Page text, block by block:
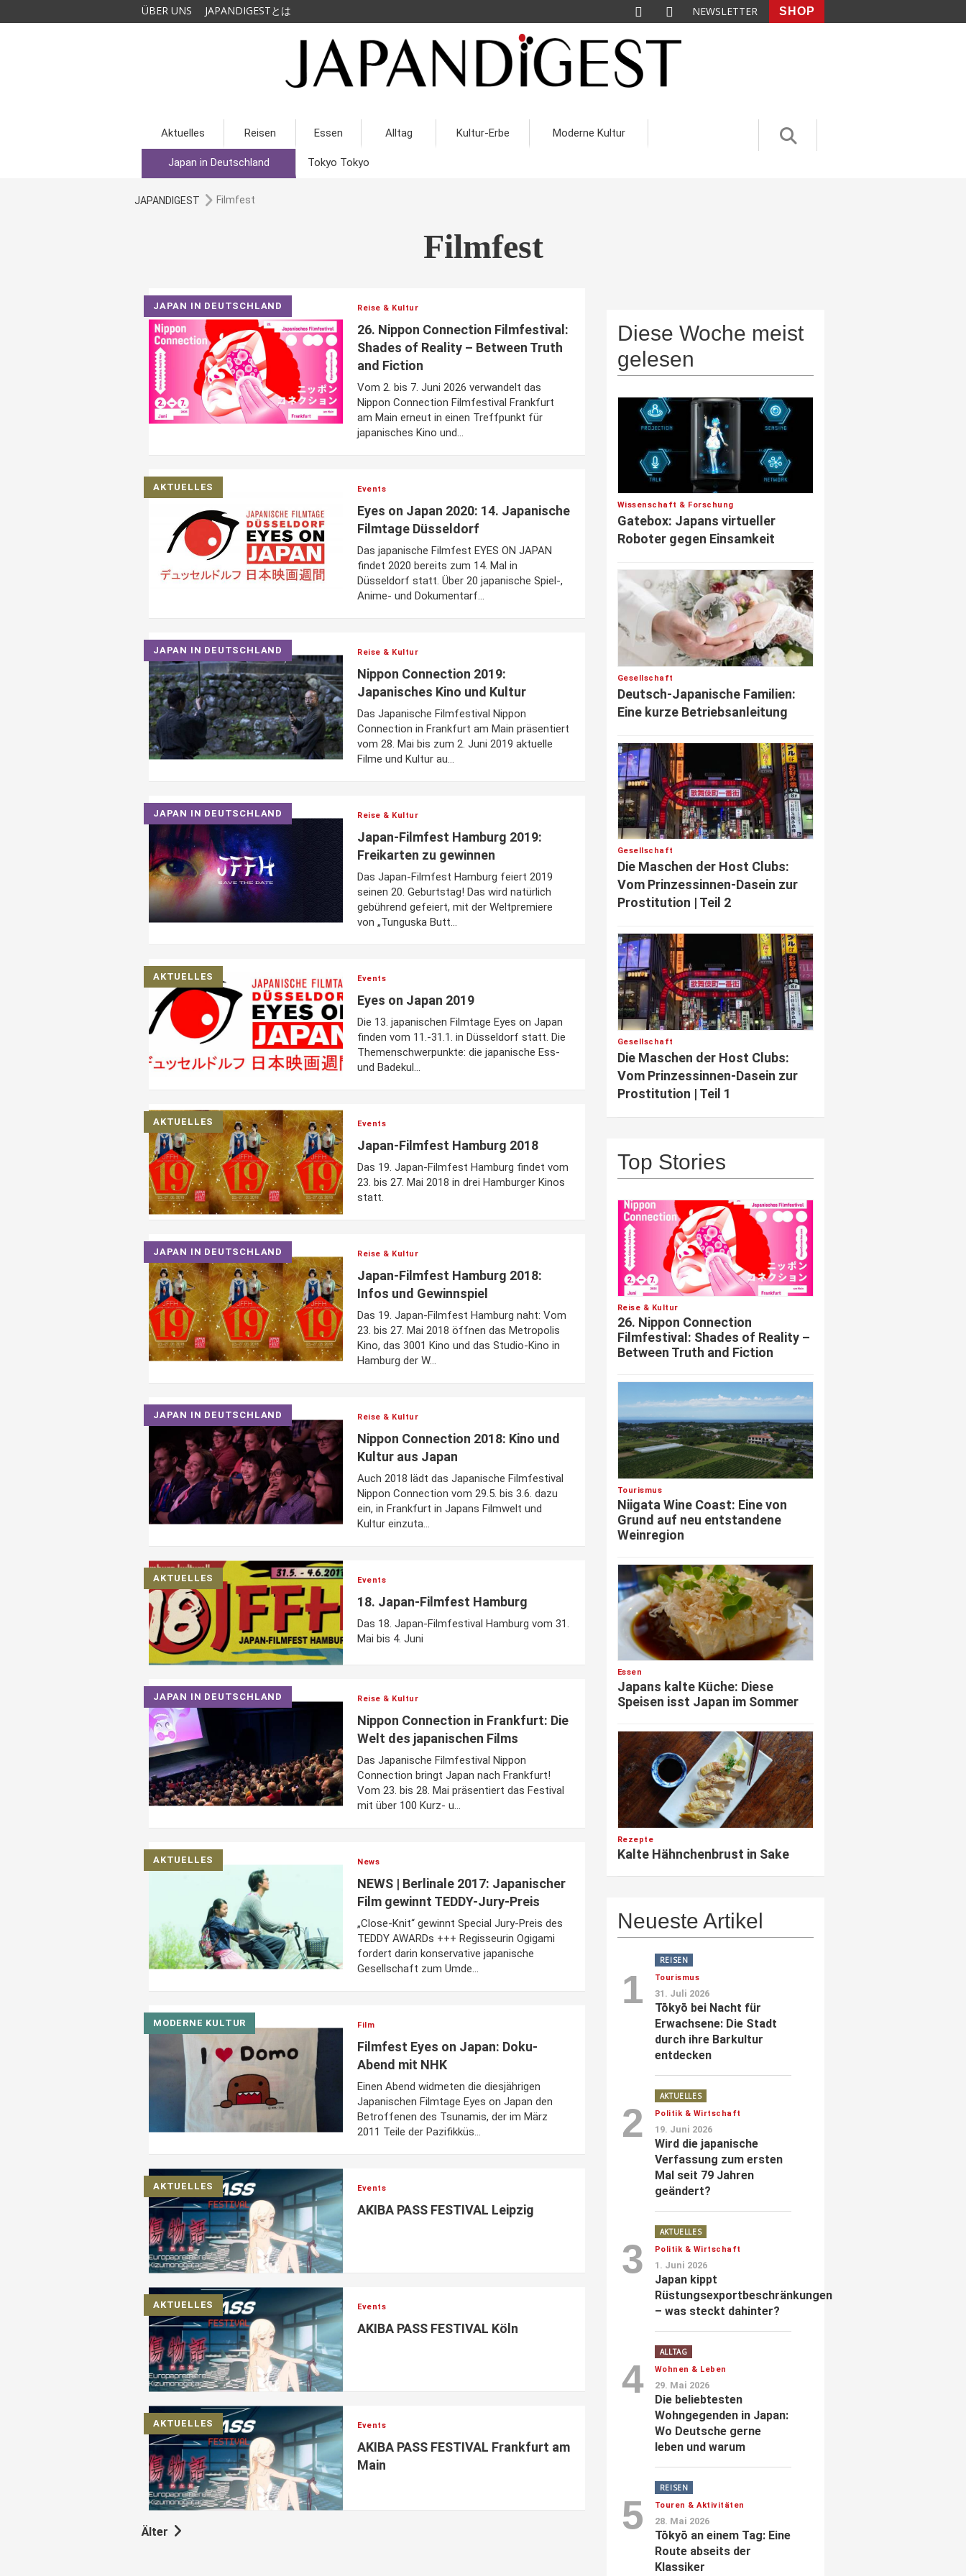
ÜBER UNS JAPANDIGESTとは NEWSLETTER SHOP
Aktuelles Reisen Essen Alltag Kultur-Erbe Moderne Kultur
Japan in Deutschland Tokyo Tokyo
JAPANDIGEST Filmfest
Filmfest
JAPAN IN DEUTSCHLAND Reise & Kultur
26. Nippon Connection Filmfestival:
Shades of Reality – Between Truth
and Fiction
Vom 2. bis 7. Juni 2026 verwandelt das
Nippon Connection Filmfestival Frankfurt
am Main erneut in einen Treffpunkt für
japanisches Kino und...
AKTUELLES Events
Eyes on Japan 2020: 14. Japanische
Filmtage Düsseldorf
Das japanische Filmfest EYES ON JAPAN
findet 2020 bereits zum 14. Mal in
Düsseldorf statt. Über 20 japanische Spiel-,
Anime- und Dokumentarf...
JAPAN IN DEUTSCHLAND Reise & Kultur
Nippon Connection 2019:
Japanisches Kino und Kultur
Das Japanische Filmfestival Nippon
Connection in Frankfurt am Main präsentiert
vom 28. Mai bis zum 2. Juni 2019 aktuelle
Filme und Kultur au...
JAPAN IN DEUTSCHLAND Reise & Kultur
Japan-Filmfest Hamburg 2019:
Freikarten zu gewinnen
Das Japan-Filmfest Hamburg feiert 2019
seinen 20. Geburtstag! Das wird natürlich
gebührend gefeiert, mit der Weltpremiere
von „Tunguska Butt...
AKTUELLES Events
Eyes on Japan 2019
Die 13. japanischen Filmtage Eyes on Japan
finden vom 11.-31.1. in Düsseldorf statt. Die
Themenschwerpunkte: die japanische Ess-
und Badekul...
AKTUELLES Events
Japan-Filmfest Hamburg 2018
Das 19. Japan-Filmfest Hamburg findet vom
23. bis 27. Mai 2018 in drei Hamburger Kinos
statt.
JAPAN IN DEUTSCHLAND Reise & Kultur
Japan-Filmfest Hamburg 2018:
Infos und Gewinnspiel
Das 19. Japan-Filmfest Hamburg naht: Vom
23. bis 27. Mai 2018 öffnen das Metropolis
Kino, das 3001 Kino und das Studio-Kino in
Hamburg der W...
JAPAN IN DEUTSCHLAND Reise & Kultur
Nippon Connection 2018: Kino und
Kultur aus Japan
Auch 2018 lädt das Japanische Filmfestival
Nippon Connection vom 29.5. bis 3.6. dazu
ein, in Frankfurt in Japans Filmwelt und
Kultur einzuta...
AKTUELLES Events
18. Japan-Filmfest Hamburg
Das 18. Japan-Filmfestival Hamburg vom 31.
Mai bis 4. Juni
JAPAN IN DEUTSCHLAND Reise & Kultur
Nippon Connection in Frankfurt: Die
Welt des japanischen Films
Das Japanische Filmfestival Nippon
Connection bringt Japan nach Frankfurt!
Vom 23. bis 28. Mai präsentiert das Festival
mit über 100 Kurz- u...
AKTUELLES News
NEWS | Berlinale 2017: Japanischer
Film gewinnt TEDDY-Jury-Preis
„Close-Knit“ gewinnt Special Jury-Preis des
TEDDY AWARDs +++ Regisseurin Ogigami
fordert darin konservative japanische
Gesellschaft zum Umde...
MODERNE KULTUR Film
Filmfest Eyes on Japan: Doku-
Abend mit NHK
Einen Abend widmeten die diesjährigen
Japanischen Filmtage Eyes on Japan den
Betroffenen des Tsunamis, der im März
2011 Teile der Pazifikküs...
AKTUELLES Events
AKIBA PASS FESTIVAL Leipzig
AKTUELLES Events
AKIBA PASS FESTIVAL Köln
AKTUELLES Events
AKIBA PASS FESTIVAL Frankfurt am
Main
Älter
Diese Woche meist
gelesen
Wissenschaft & Forschung
Gatebox: Japans virtueller
Roboter gegen Einsamkeit
Gesellschaft
Deutsch-Japanische Familien:
Eine kurze Betriebsanleitung
Gesellschaft
Die Maschen der Host Clubs:
Vom Prinzessinnen-Dasein zur
Prostitution | Teil 2
Gesellschaft
Die Maschen der Host Clubs:
Vom Prinzessinnen-Dasein zur
Prostitution | Teil 1
Top Stories
Reise & Kultur
26. Nippon Connection
Filmfestival: Shades of Reality –
Between Truth and Fiction
Tourismus
Niigata Wine Coast: Eine von
Grund auf neu entstandene
Weinregion
Essen
Japans kalte Küche: Diese
Speisen isst Japan im Sommer
Rezepte
Kalte Hähnchenbrust in Sake
Neueste Artikel
1
REISEN
Tourismus
31. Juli 2026
Tōkyō bei Nacht für
Erwachsene: Die Stadt
durch ihre Barkultur
entdecken
2
AKTUELLES
Politik & Wirtschaft
19. Juni 2026
Wird die japanische
Verfassung zum ersten
Mal seit 79 Jahren
geändert?
3
AKTUELLES
Politik & Wirtschaft
1. Juni 2026
Japan kippt
Rüstungsexportbeschränkungen
– was steckt dahinter?
4
ALLTAG
Wohnen & Leben
29. Mai 2026
Die beliebtesten
Wohngegenden in Japan:
Wo Deutsche gerne
leben und warum
5
REISEN
Touren & Aktivitäten
28. Mai 2026
Tōkyō an einem Tag: Eine
Route abseits der
Klassiker